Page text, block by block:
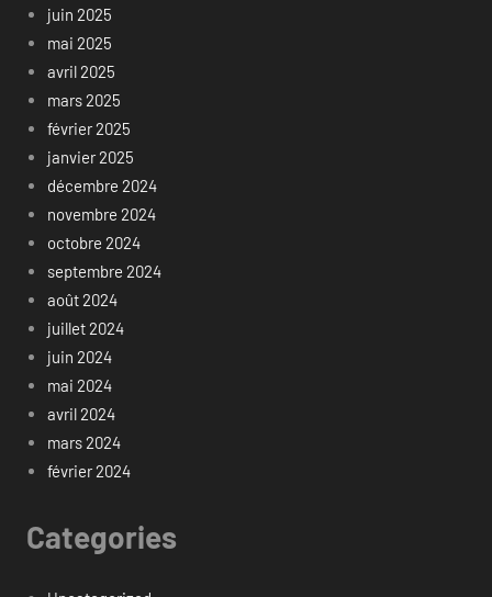
juin 2025
mai 2025
avril 2025
mars 2025
février 2025
janvier 2025
décembre 2024
novembre 2024
octobre 2024
septembre 2024
août 2024
juillet 2024
juin 2024
mai 2024
avril 2024
mars 2024
février 2024
Categories